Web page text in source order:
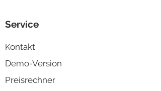
Service
Kontakt
Demo-Version
Preisrechner